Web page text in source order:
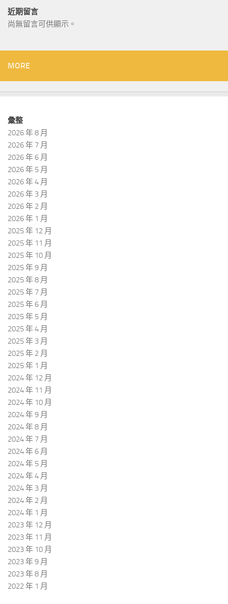
近期留言
尚無留言可供顯示。
MORE
彙整
2026 年 8 月
2026 年 7 月
2026 年 6 月
2026 年 5 月
2026 年 4 月
2026 年 3 月
2026 年 2 月
2026 年 1 月
2025 年 12 月
2025 年 11 月
2025 年 10 月
2025 年 9 月
2025 年 8 月
2025 年 7 月
2025 年 6 月
2025 年 5 月
2025 年 4 月
2025 年 3 月
2025 年 2 月
2025 年 1 月
2024 年 12 月
2024 年 11 月
2024 年 10 月
2024 年 9 月
2024 年 8 月
2024 年 7 月
2024 年 6 月
2024 年 5 月
2024 年 4 月
2024 年 3 月
2024 年 2 月
2024 年 1 月
2023 年 12 月
2023 年 11 月
2023 年 10 月
2023 年 9 月
2023 年 8 月
2022 年 1 月